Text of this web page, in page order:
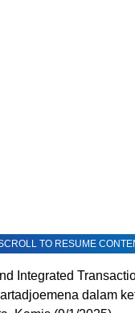
TO RESUME
Integrated
dalam